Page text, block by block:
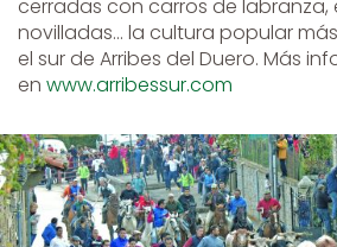
cerradas con carros de labranza,
novilladas... la cultura popular
el sur de Arribes del Duero. Más
en www.arribessur.com